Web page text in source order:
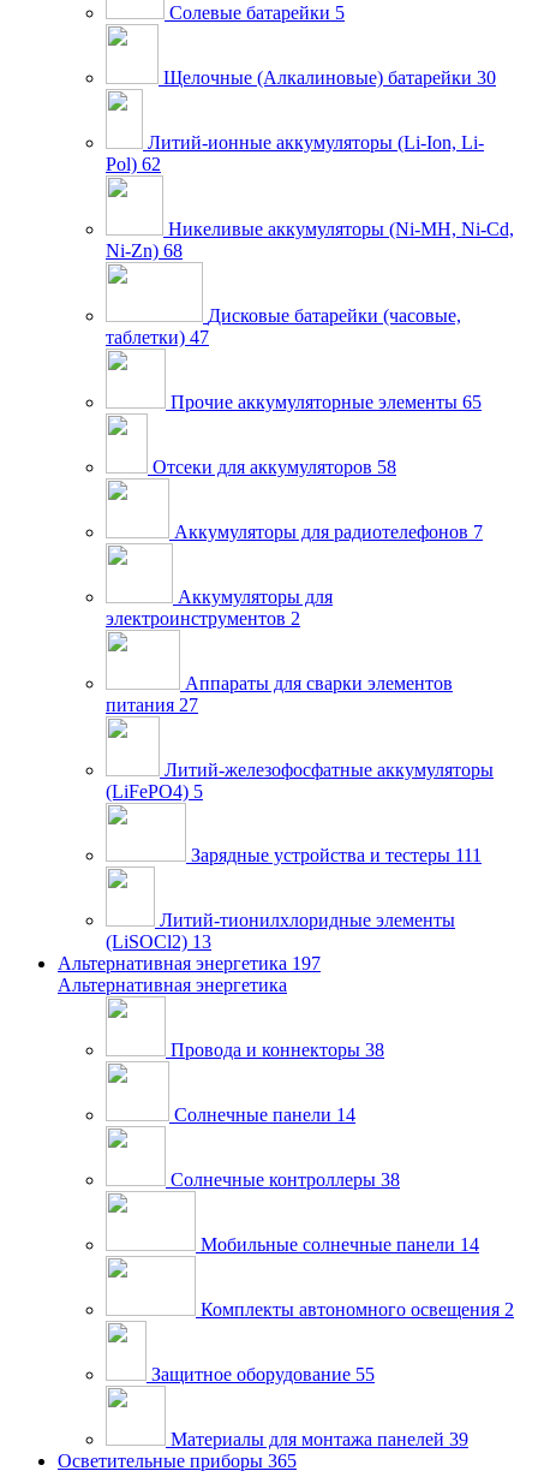
Солевые батарейки 5
Щелочные (Алкалиновые) батарейки 30
Литий-ионные аккумуляторы (Li-Ion, Li-
Pol) 62
Никеливые аккумуляторы (Ni-MH, Ni-Cd,
Ni-Zn) 68
Дисковые батарейки (часовые,
таблетки) 47
Прочие аккумуляторные элементы 65
Отсеки для аккумуляторов 58
Аккумуляторы для радиотелефонов 7
Аккумуляторы для
электроинструментов 2
Аппараты для сварки элементов
питания 27
Литий-железофосфатные аккумуляторы
(LiFePO4) 5
Зарядные устройства и тестеры 111
Литий-тионилхлоридные элементы
(LiSOCl2) 13
Альтернативная энергетика 197
Альтернативная энергетика
Провода и коннекторы 38
Солнечные панели 14
Солнечные контроллеры 38
Мобильные солнечные панели 14
Комплекты автономного освещения 2
Защитное оборудование 55
Материалы для монтажа панелей 39
Осветительные приборы 365